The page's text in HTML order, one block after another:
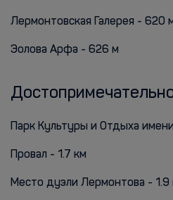
Лермонтовская Галерея - 620
Эолова Арфа - 626 м
Парк Культуры и Отдыха
Провал - 1.7 км
Место дуэли Лермонтова - 1.9